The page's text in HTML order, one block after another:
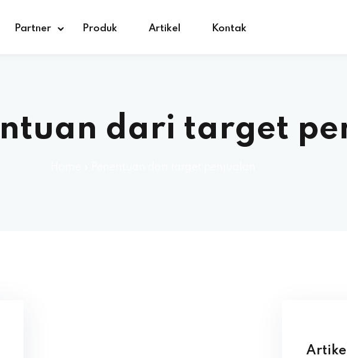
Partner Produk Artikel Kontak
dari target